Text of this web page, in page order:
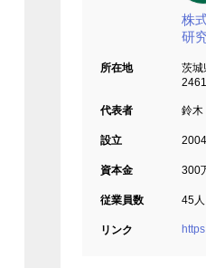
株
研
所在地
茨城
2461
代表者 鈴
設立
資本金 300
従業員数 45人
リンク